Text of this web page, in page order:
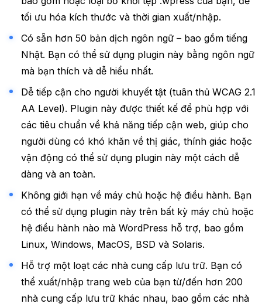
tối ưu hóa kích thước và thời gian xuất/nhập.
Có sẵn hơn 50 bản dịch ngôn ngữ – bao gồm tiếng
Nhật. Bạn có thể sử dụng plugin này bằng ngôn ngữ
mà bạn thích và dễ hiểu nhất.
Dễ tiếp cận cho người khuyết tật (tuân thủ WCAG 2.1
AA Level). Plugin này được thiết kế để phù hợp với
các tiêu chuẩn về khả năng tiếp cận web, giúp cho
người dùng có khó khăn về thị giác, thính giác hoặc
vận động có thể sử dụng plugin này một cách dễ
dàng và an toàn.
Không giới hạn về máy chủ hoặc hệ điều hành. Bạn
có thể sử dụng plugin này trên bất kỳ máy chủ hoặc
hệ điều hành nào mà WordPress hỗ trợ, bao gồm
Linux, Windows, MacOS, BSD và Solaris.
Hỗ trợ một loạt các nhà cung cấp lưu trữ. Bạn có
thể xuất/nhập trang web của bạn từ/đến hơn 200
nhà cung cấp lưu trữ khác nhau, bao gồm các nhà